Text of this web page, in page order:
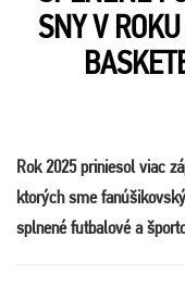
SNY V
Rok 2025 priniesol viac
ktorých sme
splnené futbalové a